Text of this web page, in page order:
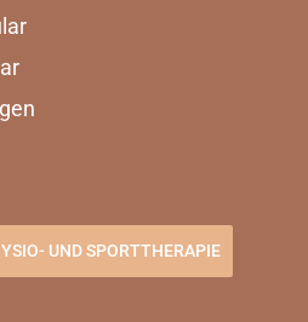
UND SPORTTHERAPIE